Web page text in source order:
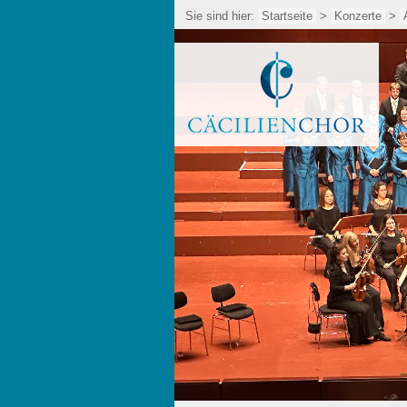
Sie sind hier: Startseite > Konzerte >